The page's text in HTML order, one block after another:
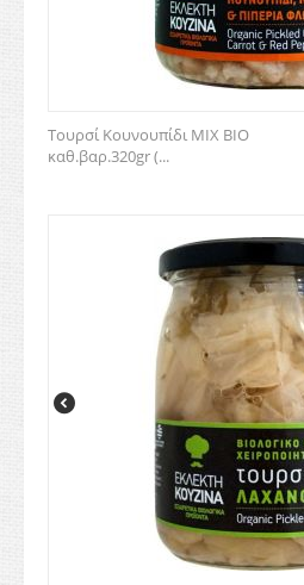
Τουρσί Κουνουπίδι ΜΙΧ BIO
καθ.βαρ.320gr (...